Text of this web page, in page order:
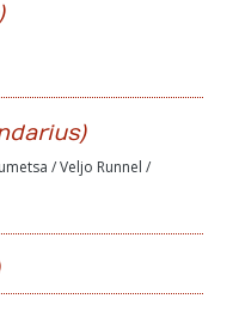
/ Veljo Runnel /